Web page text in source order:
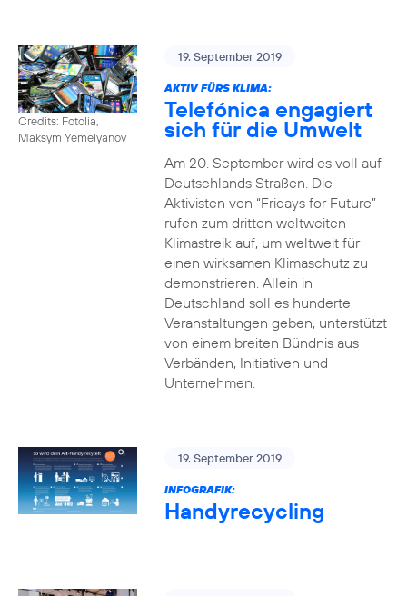
Credits: Fotolia,
Maksym Yemelyanov
19. September 2019
AKTIV FÜRS KLIMA:
Telefónica engagiert
sich für die Umwelt
Am 20. September wird es voll auf
Deutschlands Straßen. Die
Aktivisten von “Fridays for Future”
rufen zum dritten weltweiten
Klimastreik auf, um weltweit für
einen wirksamen Klimaschutz zu
demonstrieren. Allein in
Deutschland soll es hunderte
Veranstaltungen geben, unterstützt
von einem breiten Bündnis aus
Verbänden, Initiativen und
Unternehmen.
19. September 2019
INFOGRAFIK:
Handyrecycling